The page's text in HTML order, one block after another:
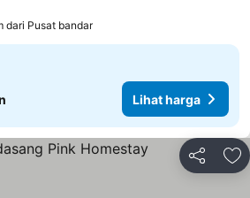
dari Pusat bandar
Lihat harga
Kongsi